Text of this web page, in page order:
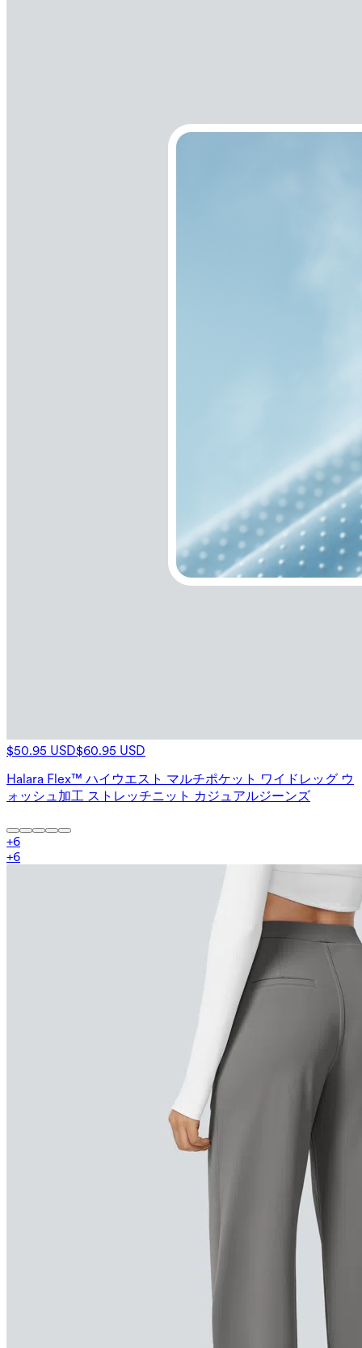
$50.95 USD$60.95 USD
Halara Flex™ ハイウエスト マルチポケット ワイドレッグ ウ
ォッシュ加工 ストレッチニット カジュアルジーンズ
+6
+6